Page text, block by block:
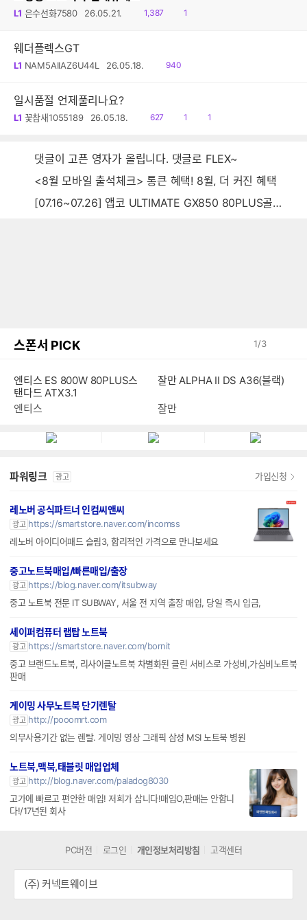
L1 은수선화7580 26.05.21.
읽
1,387
댓1
웨더플렉스GT
L1 NAM5AIIAZ6U44L 26.05.18.
읽
940
일시품절 언제풀리나요?
L1 꽃참새1055189 26.05.18.
읽
627
공1
댓1
댓글이 고픈 영자가 올립니다. 댓글로 FLEX~
<8월 모바일 출석체크> 통큰 혜택! 8월, 더 커진 혜택
[07.16~07.26] 앱코 ULTIMATE GX850 80PLUS골드 풀모듈러 ATX3.0 블랙
스폰서 PICK 1/3
엔티스 ES 800W 80PLUS스
탠다드 ATX3.1
엔티스
잘만 ALPHA II DS A36(블랙)
잘만
파워링크 광고 가입신청
레노버 공식파트너 인컴씨앤씨
광고 https://smartstore.naver.com/incomss
레노버 아이디어패드 슬림3, 합리적인 가격으로 만나보세요
중고노트북매입/빠른매입/출장
광고 https://blog.naver.com/itsubway
중고 노트북 전문 IT SUBWAY, 서울 전 지역 출장 매입, 당일 즉시 입금,
세이퍼컴퓨터 랩탑 노트북
광고 https://smartstore.naver.com/bornit
중고 브랜드노트북, 리사이클노트북 차별화된 클린 서비스로 가성비,가심비노트북
판매
게이밍 사무노트북 단기렌탈
광고 http://pooomrt.com
의무사용기간 없는 렌탈. 게이밍 영상 그래픽 삼성 MSI 노트북 병원
노트북,맥북,태블릿 매입업체
광고 http://blog.naver.com/paladog8030
고가에 빠르고 편안한 매입! 저희가 삽니다!매입O,판매는 안합니
다!/17년된 회사
PC버전 로그인 개인정보처리방침 고객센터
(주) 커넥트웨이브